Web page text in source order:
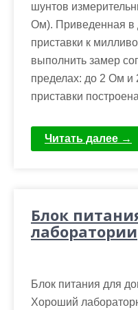
шунтов
Ом). Приведенная в
приставки к
выполнить замер
пределах: до 2 Ом
приставки
Читать далее →
Блок
лаборатории
Блок питания для
Хороший